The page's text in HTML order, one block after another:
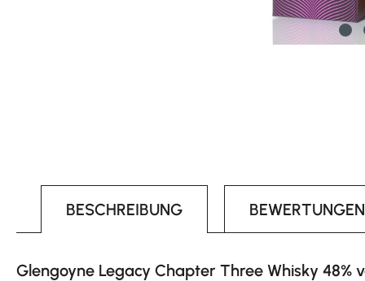
BESCHREIBUNG BEWERTUNGEN
Glengoyne Legacy Chapter Three Whisky 48%